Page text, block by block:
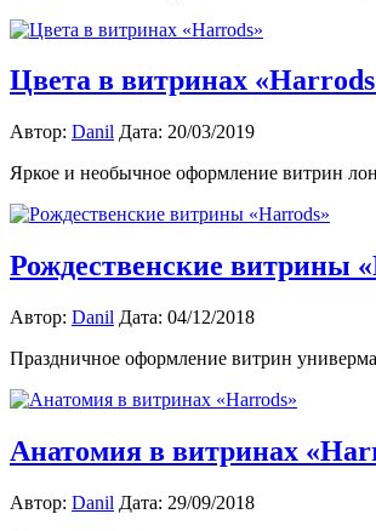
Цвета в витринах
Автор: Danil Дата: 20/03/2019
Яркое и необычное оформление витрин
Рождественские витрины
Автор: Danil Дата: 04/12/2018
Праздничное оформление витрин
Анатомия в витринах
Автор: Danil Дата: 29/09/2018